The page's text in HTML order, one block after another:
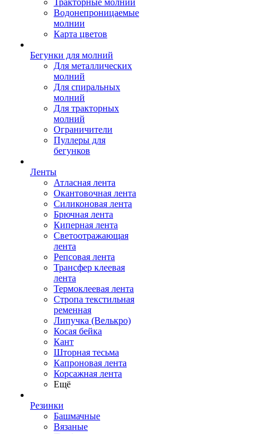
Тракторные молнии
Водонепроницаемые
молнии
Карта цветов
Бегунки для молний
Для металлических
молний
Для спиральных
молний
Для тракторных
молний
Ограничители
Пуллеры для
бегунков
Ленты
Атласная лента
Окантовочная лента
Силиконовая лента
Брючная лента
Киперная лента
Светоотражающая
лента
Репсовая лента
Трансфер клеевая
лента
Термоклеевая лента
Стропа текстильная
ременная
Липучка (Велькро)
Косая бейка
Кант
Шторная тесьма
Капроновая лента
Корсажная лента
Ещё
Резинки
Башмачные
Вязаные